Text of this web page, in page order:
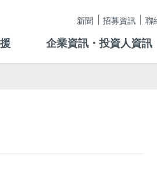
新聞 招募資訊 聯
企業資訊・投資人資訊